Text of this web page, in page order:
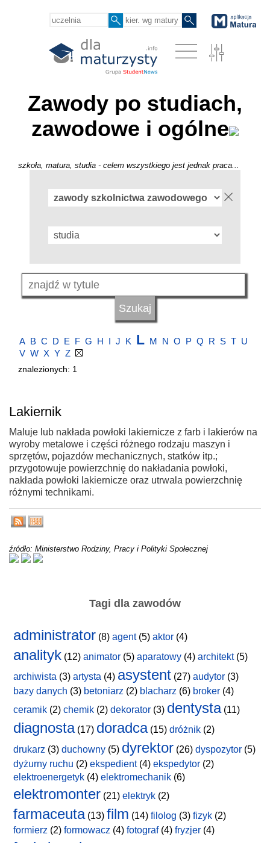
Zawody po studiach,
zawodowe i ogólne
szkoła, matura, studia - celem wszystkiego jest jednak praca...
A B C D E F G H I J K L M N O P Q R S T U
V W X Y Z
znalezionych: 1
Lakiernik
Maluje lub nakłada powłoki lakiernicze z farb i lakierów na
wyroby metalowe i części różnego rodzaju maszyn i
sprzętów, pojazdów mechanicznych, statków itp.;
przygotowuje powierzchnię do nakładania powłoki,
nakłada powłoki lakiernicze oraz utrwala powierzchnię
różnymi technikami.
źródło: Ministerstwo Rodziny, Pracy i Polityki Społecznej
Tagi dla zawodów
administrator (8) agent(5) aktor (4)
analityk (12) animator (5) aparatowy (4) architekt(5)
archiwista (3) artysta (4) asystent (27) audytor (3)
bazy danych (3) betoniarz (2) blacharz (6) broker (4)
ceramik (2) chemik (2) dekorator (3) dentysta(11)
diagnosta(17) doradca(15) dróżnik (2)
drukarz (3) duchowny (5) dyrektor (26) dyspozytor (5)
dyżurny ruchu (2) ekspedient(4) ekspedytor (2)
elektroenergetyk (4) elektromechanik (6)
elektromonter (21) elektryk (2)
farmaceuta(13) film (14) filolog (3) fizyk (2)
formierz (2) formowacz (4) fotograf(4) fryzjer (4)